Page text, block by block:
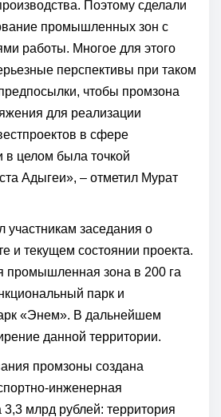
Поэтому сделали
промышленных зон с
работы. Многое для этого
перспективы при таком
чтобы промзона
для реализации
в сфере
целом была точкой
Адыгеи», – отметил Мурат
участникам заседания о
и текущем состоянии проекта.
промышленная зона в 200 га
парк и
«Энем». В дальнейшем
данной территории.
промзоны создана
инженерная
3,3 млрд рублей: территория